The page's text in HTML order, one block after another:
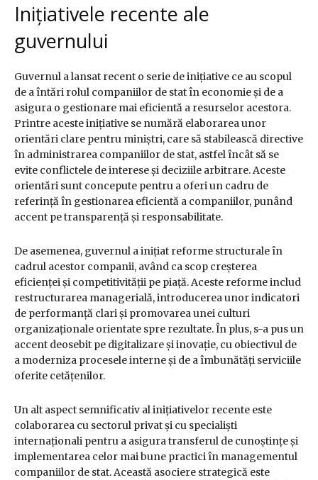
Inițiativele recente ale
guvernului
Guvernul a lansat recent o serie de inițiative ce au scopul
de a întări rolul companiilor de stat în economie și de a
asigura o gestionare mai eficientă a resurselor acestora.
Printre aceste inițiative se numără elaborarea unor
orientări clare pentru miniștri, care să stabilească directive
în administrarea companiilor de stat, astfel încât să se
evite conflictele de interese și deciziile arbitrare. Aceste
orientări sunt concepute pentru a oferi un cadru de
referință în gestionarea eficientă a companiilor, punând
accent pe transparență și responsabilitate.
De asemenea, guvernul a inițiat reforme structurale în
cadrul acestor companii, având ca scop creșterea
eficienței și competitivității pe piață. Aceste reforme includ
restructurarea managerială, introducerea unor indicatori
de performanță clari și promovarea unei culturi
organizaționale orientate spre rezultate. În plus, s-a pus un
accent deosebit pe digitalizare și inovație, cu obiectivul de
a moderniza procesele interne și de a îmbunătăți serviciile
oferite cetățenilor.
Un alt aspect semnificativ al inițiativelor recente este
colaborarea cu sectorul privat și cu specialiști
internaționali pentru a asigura transferul de cunoștințe și
implementarea celor mai bune practici în managementul
companiilor de stat. Această asociere strategică este